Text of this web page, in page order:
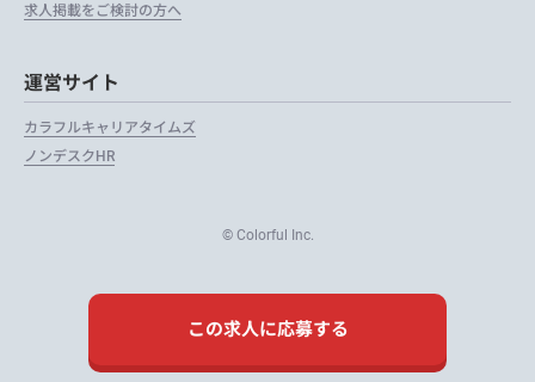
この求人に応募する
求人掲載をご検討の方へ
運営サイト
カラフルキャリアタイムズ
ノンデスクHR
© Colorful Inc.